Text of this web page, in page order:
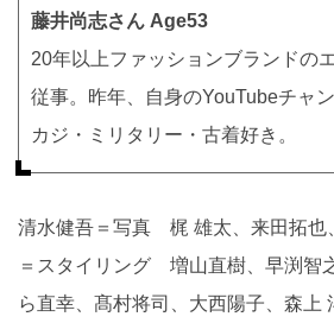
藤井尚志さん Age53
20年以上ファッションブランドの
従事。昨年、自身のYouTubeチャ
カジ・ミリタリー・古着好き。
清水健吾＝写真 梶 雄太、来田拓也
＝スタイリング 増山直樹、早渕智
ら直幸、髙村将司、大西陽子、森上